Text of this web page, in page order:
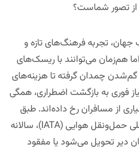
از تصور شماست؟
تجربه فرهنگ‌های تازه و
هم‌زمان می‌توانند با ریسک‌های
گم‌شدن چمدانگرفته تا هزینه‌های
فوری به بازگشت اضطراری، همگی
از مسافران رخ داده‌اند. طبق
سالانه
جهان دیر تحویل می‌شود یا مفقود